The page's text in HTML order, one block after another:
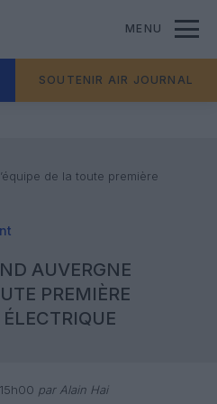
MENU
SOUTENIR AIR JOURNAL
de la toute première
AUVERGNE
PREMIÈRE
par Alain Hai